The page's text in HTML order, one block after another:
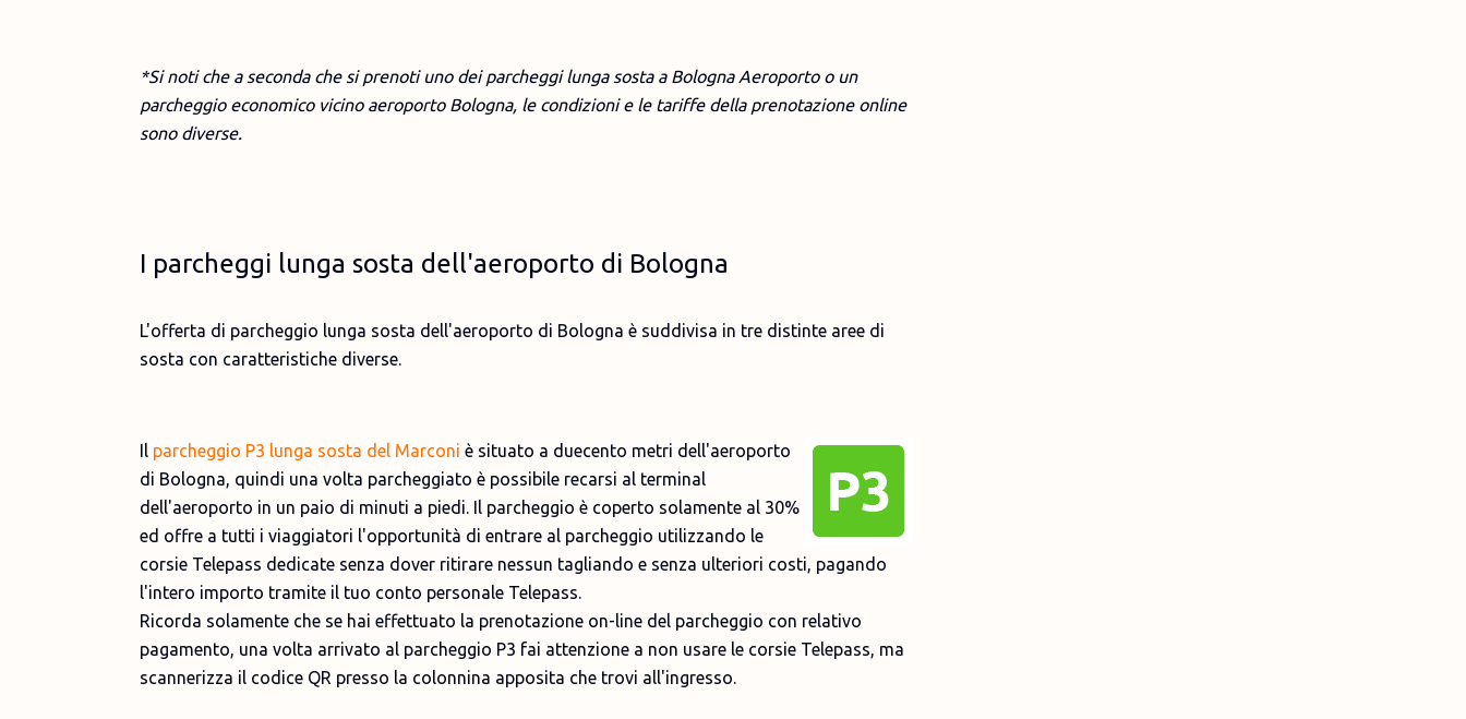
*Si noti che a seconda che si prenoti uno dei parcheggi lunga sosta a Bologna Aeroporto o un
parcheggio economico vicino aeroporto Bologna, le condizioni e le tariffe della prenotazione online
sono diverse.
I parcheggi lunga sosta dell'aeroporto di Bologna
L'offerta di parcheggio lunga sosta dell'aeroporto di Bologna è suddivisa in tre distinte aree di
sosta con caratteristiche diverse.
Il parcheggio P3 lunga sosta del Marconi è situato a duecento metri dell'aeroporto
di Bologna, quindi una volta parcheggiato è possibile recarsi al terminal
dell'aeroporto in un paio di minuti a piedi. Il parcheggio è coperto solamente al 30%
ed offre a tutti i viaggiatori l'opportunità di entrare al parcheggio utilizzando le
corsie Telepass dedicate senza dover ritirare nessun tagliando e senza ulteriori costi, pagando
l'intero importo tramite il tuo conto personale Telepass.
Ricorda solamente che se hai effettuato la prenotazione on-line del parcheggio con relativo
pagamento, una volta arrivato al parcheggio P3 fai attenzione a non usare le corsie Telepass, ma
scannerizza il codice QR presso la colonnina apposita che trovi all'ingresso.